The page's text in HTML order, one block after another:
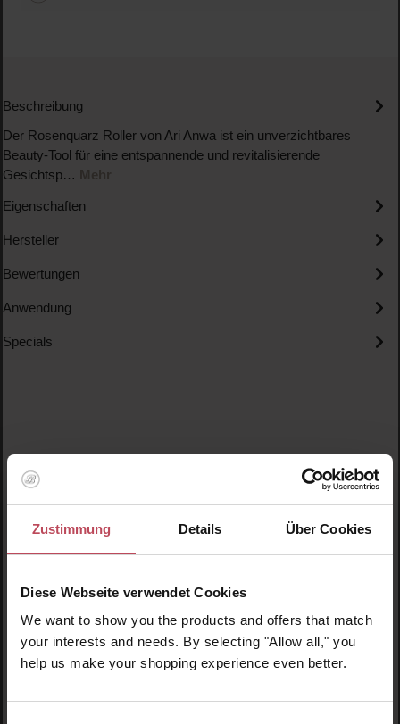
Zustimmung Details Über Cookies
Diese Webseite verwendet Cookies
We want to show you the products and offers that match
your interests and needs. By selecting "Allow all," you
help us make your shopping experience even better.
Beschreibung
Der Rosenquarz Roller von Ari Anwa ist ein unverzichtbares
Beauty-Tool für eine entspannende und revitalisierende
Gesichtsp… Mehr
Eigenschaften
Hersteller
Bewertungen
Anwendung
Specials
Neu